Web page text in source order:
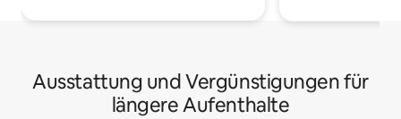
Ausstattung und Vergünstigungen für
längere Aufenthalte